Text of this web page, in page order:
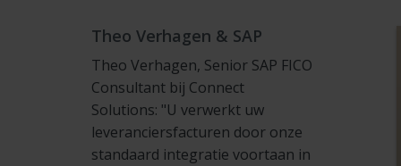
Theo Verhagen & SAP
Theo Verhagen, Senior SAP FICO
Consultant bij Connect
Solutions: "U verwerkt uw
leveranciersfacturen door onze
standaard integratie voortaan in